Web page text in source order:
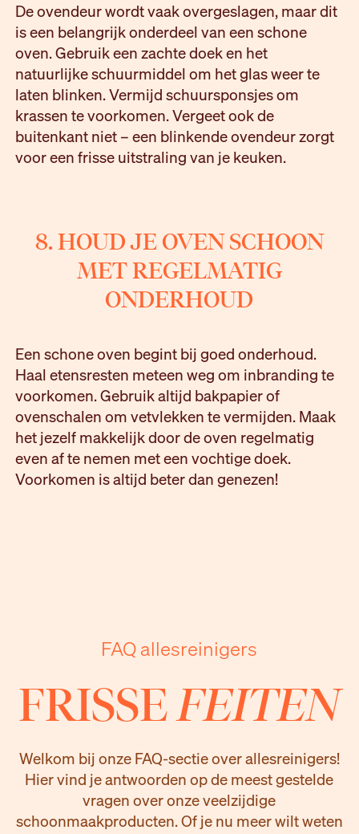
De ovendeur wordt vaak overgeslagen, maar dit
is een belangrijk onderdeel van een schone
oven. Gebruik een zachte doek en het
natuurlijke schuurmiddel om het glas weer te
laten blinken. Vermijd schuursponsjes om
krassen te voorkomen. Vergeet ook de
buitenkant niet – een blinkende ovendeur zorgt
voor een frisse uitstraling van je keuken.
8. HOUD JE OVEN SCHOON
MET REGELMATIG
ONDERHOUD
Een schone oven begint bij goed onderhoud.
Haal etensresten meteen weg om inbranding te
voorkomen. Gebruik altijd bakpapier of
ovenschalen om vetvlekken te vermijden. Maak
het jezelf makkelijk door de oven regelmatig
even af te nemen met een vochtige doek.
Voorkomen is altijd beter dan genezen!
FAQ allesreinigers
FRISSEFEITEN
Welkom bij onze FAQ-sectie over allesreinigers!
Hier vind je antwoorden op de meest gestelde
vragen over onze veelzijdige
schoonmaakproducten. Of je nu meer wilt weten